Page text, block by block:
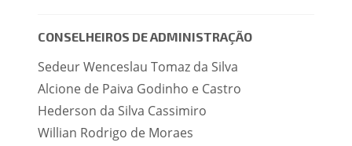
CONSELHEIROS DE ADMINISTRAÇÃO
Sedeur Wenceslau Tomaz da Silva
Alcione de Paiva Godinho e Castro
Hederson da Silva Cassimiro
Willian Rodrigo de Moraes